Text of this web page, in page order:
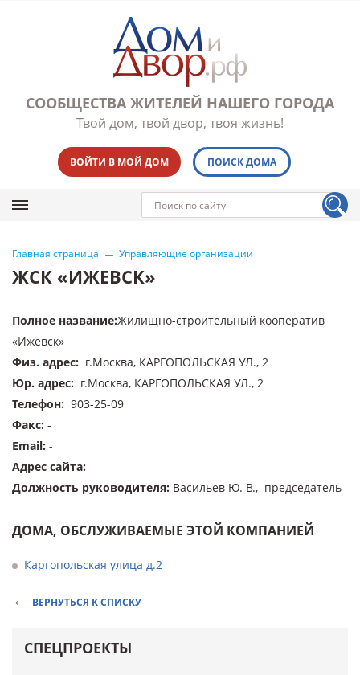
СООБЩЕСТВА ЖИТЕЛЕЙ НАШЕГО ГОРОДА
Твой дом, твой двор, твоя жизнь!
ВОЙТИ В МОЙ ДОМ ПОИСК ДОМА
Главная страница Управляющие организации
ЖСК «ИЖЕВСК»
Полное название:Жилищно-строительный кооператив
«Ижевск»
Физ. адрес: г.Москва, КАРГОПОЛЬСКАЯ УЛ., 2
Юр. адрес: г.Москва, КАРГОПОЛЬСКАЯ УЛ., 2
Телефон: 903-25-09
Факс: -
Email: -
Адрес сайта: -
Должность руководителя: Васильев Ю. В., председатель
ДОМА, ОБСЛУЖИВАЕМЫЕ ЭТОЙ КОМПАНИЕЙ
Каргопольская улица д.2
ВЕРНУТЬСЯ К СПИСКУ
СПЕЦПРОЕКТЫ